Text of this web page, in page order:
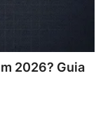
2026? Guia